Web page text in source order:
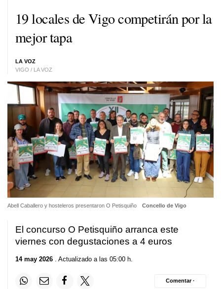
19 locales de Vigo competirán por la
mejor tapa
LA VOZ
VIGO / LA VOZ
Abell Caballero y hosteleros presentaron O Petisquiño Concello de Vigo
El concurso O Petisquiño arranca este
viernes con degustaciones a 4 euros
14 may 2026 . Actualizado a las 05:00 h.
Comentar ·